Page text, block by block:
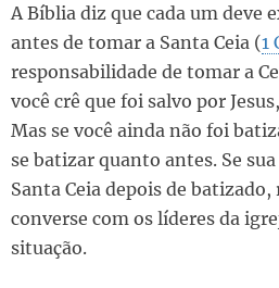
A Bíblia diz que cada um deve
antes de tomar a Santa Ceia (1
responsabilidade de tomar a
você crê que foi salvo por
Mas se você ainda não foi
se batizar quanto antes. Se
Santa Ceia depois de
converse com os líderes da
situação.